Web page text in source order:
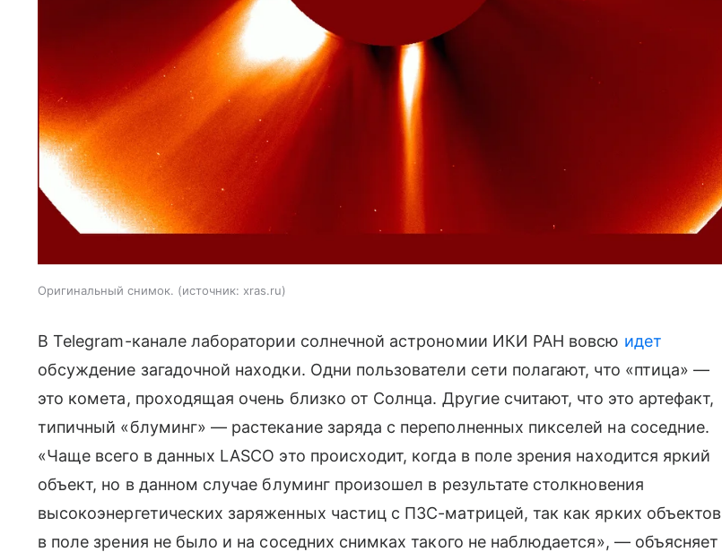
Оригинальный снимок. источник: xras.ru
В Telegram-канале лаборатории солнечной астрономии ИКИ РАН вовсю идет
обсуждение загадочной находки. Одни пользователи сети полагают, что «птица» —
это комета, проходящая очень близко от Солнца. Другие считают, что это артефакт,
типичный «блуминг» — растекание заряда с переполненных пикселей на соседние.
«Чаще всего в данных LASCO это происходит, когда в поле зрения находится яркий
объект, но в данном случае блуминг произошел в результате столкновения
высокоэнергетических заряженных частиц с ПЗС-матрицей, так как ярких объектов
в поле зрения не было и на соседних снимках такого не наблюдается», — объясняет